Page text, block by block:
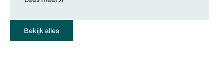
Bekijk alles